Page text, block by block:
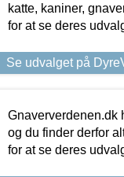
katte, kaniner,
for at se deres
Se udvalget på
Gnaververdenen.dk
og du finder derfor
for at se deres